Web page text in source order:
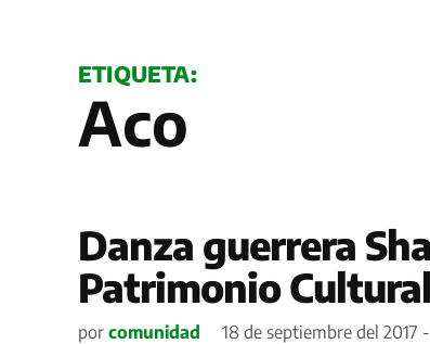
ETIQUETA:
Aco
Danza guerrera
Patrimonio
por comunidad 18 de septiembre del 2017